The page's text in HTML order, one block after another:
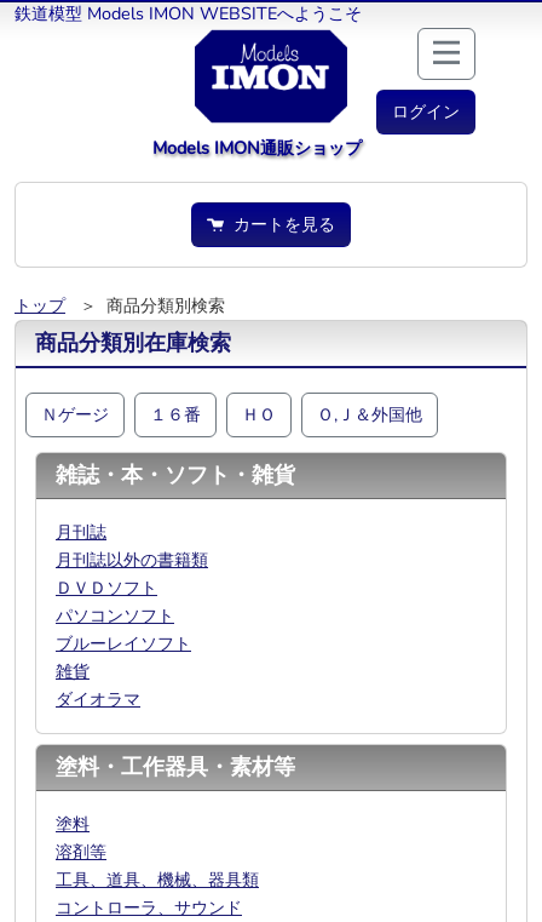
鉄道模型 Models IMON WEBSITEへようこそ
ログイン
Models IMON通販ショップ
カートを見る
トップ ＞ 商品分類別検索
商品分類別在庫検索
Ｎゲージ １６番 ＨＯ Ｏ,Ｊ＆外国他
雑誌・本・ソフト・雑貨
月刊誌
月刊誌以外の書籍類
ＤＶＤソフト
パソコンソフト
ブルーレイソフト
雑貨
ダイオラマ
塗料・工作器具・素材等
塗料
溶剤等
工具、道具、機械、器具類
コントローラ、サウンド